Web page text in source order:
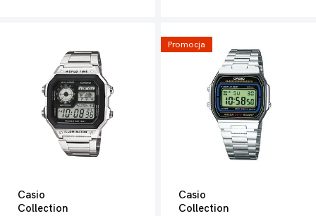
Casio
Collection
Promocja
Casio
Collection